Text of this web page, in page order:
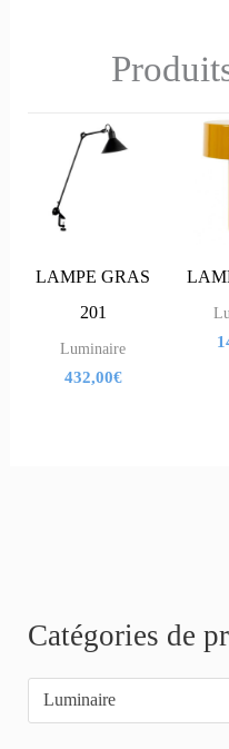
LAMPE GRAS
201
Luminaire
432,00€
Catégories de
Luminaire
R